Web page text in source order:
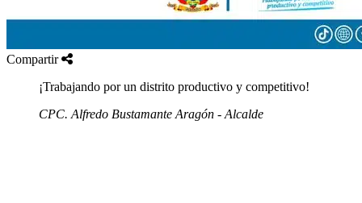
Compartir
¡Trabajando por un distrito productivo y competitivo!
CPC. Alfredo Bustamante Aragón - Alcalde